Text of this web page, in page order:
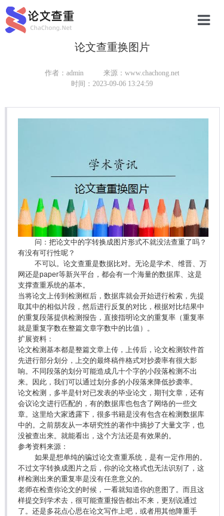
博士论文
论文查重换图片
作者：admin
来源：www.chachong.net
时间：2023-09-06 13:24:59
问：把论文中的字转换成图片形式不就没法查重了吗？
有没有可行性呢？
不可以。论文查重是数据比对。无论是学术、维晋、万
网还是paper等新兴平台，都会有一个海量的数据库、这是
支撑查重系统的基本。
当将论文上传到检测框后，数据库就会开始进行检索，先提
取其中的相似片段，然后进行反复的对比，根据对比结果中
的重复段落提供检测报告，直接指明论文的重复率（重复率
就是重复字数在整篇文章字数中的比值）。
扩展资料：
论文检测基本都是整篇文章上传，上传后，论文检测软件首
先进行部分划分，上交的最终稿件格式对抄袭率有很大影
响。不同段落的划分可能造成几十个字的小段落检测不出
来。因此，我们可以通过划分多的小段落来降低抄袭率。
论文检测，多半是针对已发表的毕业论文，期刊文章，还有
会议论文进行匹配的，有的数据库也包含了网络的一些文
章。这里给大家透露下，很多书籍是没有包含在检测数据库
中的。之前朋友从一本研究性的著作中摘抄了大量文字，也
没被查出来。就能看出，这个方法还是有效果的。
参考资料来源：
如果是想单纯的骗过论文查重系统，是有一定作用的。
不过文字转换成图片之后，你的论文格式也无法识别了，这
样检测出来的重复率是没有任意意义的。
老师在检查你论文的时候，一看就知道你的意图了。而且这
样提交到学术去，很可能查重报告都出不来，更别说通过
了。还是多花点心思在论文写作上吧，或者用其他降重手